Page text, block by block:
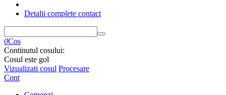
Detalii complete contact
0Cos
Continutul cosului:
Cosul este gol
Vizualizati cosul Procesare
Cont